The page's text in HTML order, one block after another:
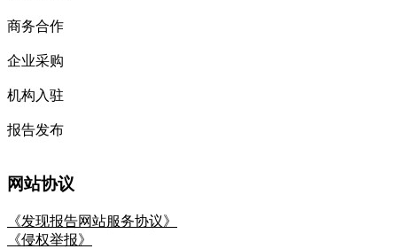
商务合作
企业采购
机构入驻
报告发布
网站协议
《发现报告网站服务协议》
《侵权举报》